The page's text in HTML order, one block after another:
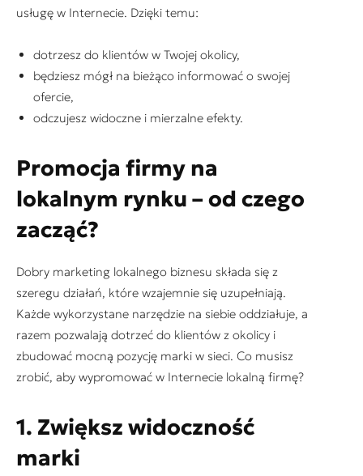
usługę w Internecie. Dzięki temu:
dotrzesz do klientów w Twojej okolicy,
będziesz mógł na bieżąco informować o swojej
ofercie,
odczujesz widoczne i mierzalne efekty.
Promocja firmy na
lokalnym rynku – od czego
zacząć?
Dobry marketing lokalnego biznesu składa się z
szeregu działań, które wzajemnie się uzupełniają.
Każde wykorzystane narzędzie na siebie oddziałuje, a
razem pozwalają dotrzeć do klientów z okolicy i
zbudować mocną pozycję marki w sieci. Co musisz
zrobić, aby wypromować w Internecie lokalną firmę?
1. Zwiększ widoczność
marki